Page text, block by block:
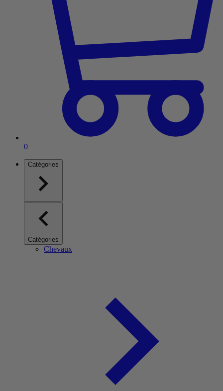
0Article dans le panier
Catégories
Catégories
Chevaux